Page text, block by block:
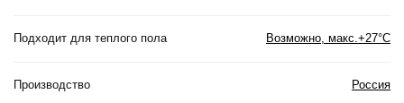
Подходит для теплого пола Возможно, макс.+27°С
Производство Россия